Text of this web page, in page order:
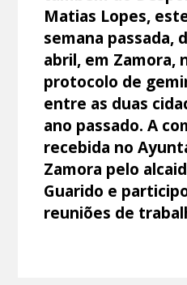
Matias Lopes,
semana passada,
abril, em Zamora,
protocolo de
entre as duas
ano passado. A
recebida no
Zamora pelo
Guarido e
reuniões de